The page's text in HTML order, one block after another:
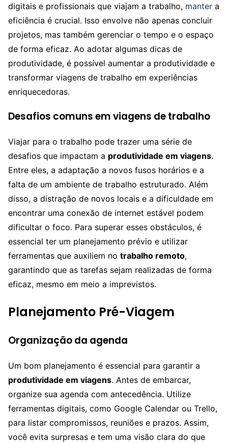
digitais e profissionais que viajam a trabalho, manter a
eficiência é crucial. Isso envolve não apenas concluir
projetos, mas também gerenciar o tempo e o espaço
de forma eficaz. Ao adotar algumas dicas de
produtividade, é possível aumentar a produtividade e
transformar viagens de trabalho em experiências
enriquecedoras.
Desafios comuns em viagens de trabalho
Viajar para o trabalho pode trazer uma série de
desafios que impactam a produtividade em viagens.
Entre eles, a adaptação a novos fusos horários e a
falta de um ambiente de trabalho estruturado. Além
disso, a distração de novos locais e a dificuldade em
encontrar uma conexão de internet estável podem
dificultar o foco. Para superar esses obstáculos, é
essencial ter um planejamento prévio e utilizar
ferramentas que auxiliem no trabalho remoto,
garantindo que as tarefas sejam realizadas de forma
eficaz, mesmo em meio a imprevistos.
Planejamento Pré-Viagem
Organização da agenda
Um bom planejamento é essencial para garantir a
produtividade em viagens. Antes de embarcar,
organize sua agenda com antecedência. Utilize
ferramentas digitais, como Google Calendar ou Trello,
para listar compromissos, reuniões e prazos. Assim,
você evita surpresas e tem uma visão clara do que